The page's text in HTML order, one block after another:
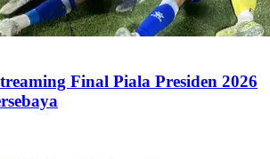
Final Piala Presiden 2026